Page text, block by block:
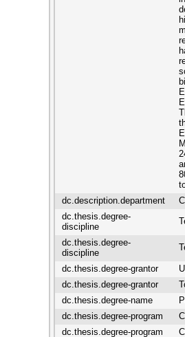
dc.description.department
dc.thesis.degree-
discipline
dc.thesis.degree-
discipline
dc.thesis.degree-grantor
dc.thesis.degree-grantor
dc.thesis.degree-name
dc.thesis.degree-program
dc.thesis.degree-program